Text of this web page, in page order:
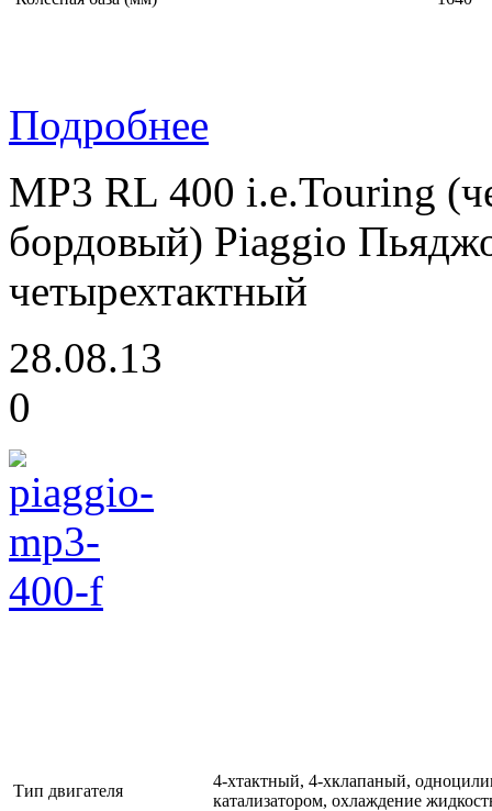
Подробнее
MP3 RL 400 i.e.Touring
бордовый) Piaggio
четырехтактный
28.08.13
0
Тип двигателя
4-хтактный, 4-хклапаный,
катализатором, охлаждение